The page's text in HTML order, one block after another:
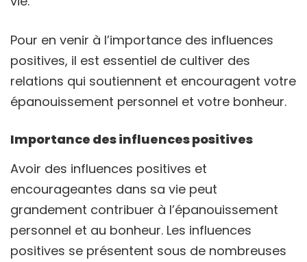
Pour en venir à l’importance des influences
positives, il est essentiel de cultiver des
relations qui soutiennent et encouragent votre
épanouissement personnel et votre bonheur.
Importance des influences positives
Avoir des influences positives et
encourageantes dans sa vie peut
grandement contribuer à l’épanouissement
personnel et au bonheur. Les influences
positives se présentent sous de nombreuses